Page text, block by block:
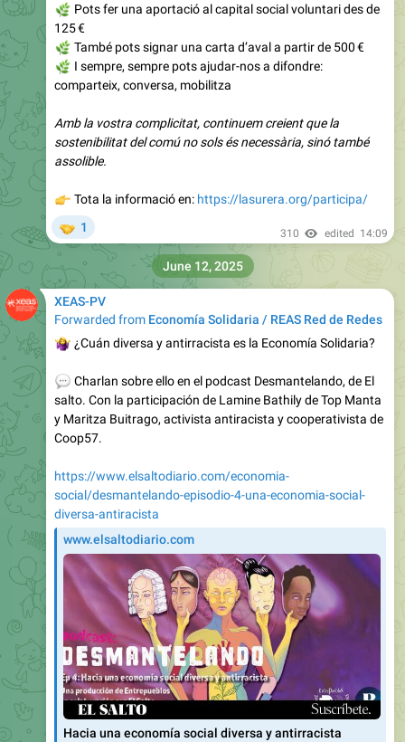
Pots fer una aportació al capital social voluntari des de
125 €
També pots signar una carta d’aval a partir de 500 €
I sempre, sempre pots ajudar-nos a difondre:
comparteix, conversa, mobilitza
Amb la vostra complicitat, continuem creient que la
sostenibilitat del comú no sols és necessària, sinó també
assolible.
Tota la informació en: https://lasurera.org/participa/
1 310 edited 14:09
XEAS-PV
Forwarded from Economía Solidaria / REAS Red de Redes
¿Cuán diversa y antirracista es la Economía Solidaria?
Charlan sobre ello en el podcast Desmantelando, de El
salto. Con la participación de Lamine Bathily de Top Manta
y Maritza Buitrago, activista antiracista y cooperativista de
Coop57.
https://www.elsaltodiario.com/economia-
social/desmantelando-episodio-4-una-economia-social-
diversa-antiracista
www.elsaltodiario.com
Hacia una economía social diversa y antirracista
June 12, 2025